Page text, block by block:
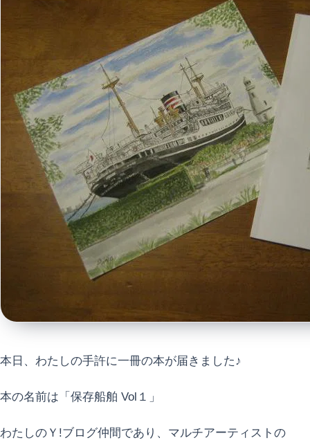
本日、わたしの手許に一冊の本が届きました♪
本の名前は「保存船舶 Vol１」
わたしのＹ!ブログ仲間であり、マルチアーティストの